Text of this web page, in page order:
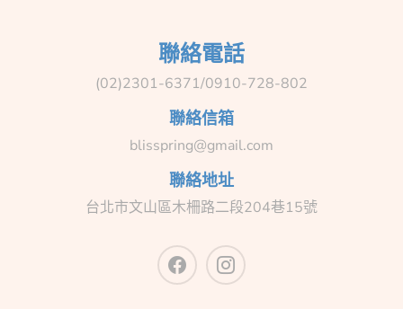
聯絡電話
(02)2301-6371/0910-728-802
聯絡信箱
blisspring@gmail.com
聯絡地址
台北市文山區木柵路二段204巷15號